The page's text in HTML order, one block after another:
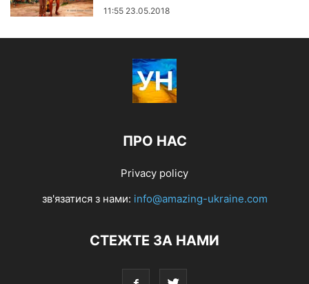
11:55 23.05.2018
ПРО НАС
Privacy policy
зв'язатися з нами: info@amazing-ukraine.com
СТЕЖТЕ ЗА НАМИ